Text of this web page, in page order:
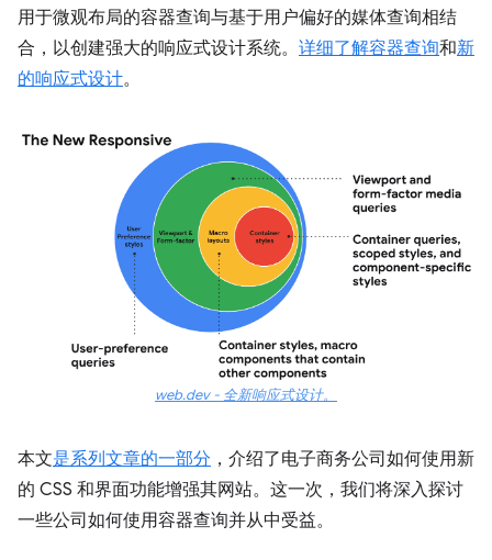
用于微观布局的容器查询与基于用户偏好的媒体查询相结
合，以创建强大的响应式设计系统。 详细了解容器查询和新
的响应式设计。
web.dev - 全新响应式设计。
本文是系列文章的一部分 ，介绍了电子商务公司如何使用新
的 CSS 和界面功能增强其网站。这一次，我们将深入探讨
一些公司如何使用容器查询并从中受益。